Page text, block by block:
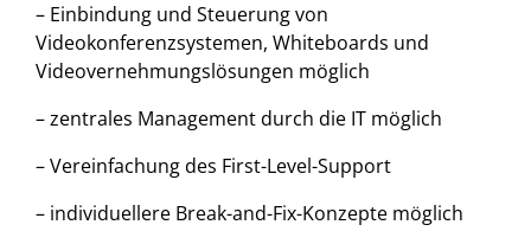
– Einbindung und Steuerung von
Videokonferenzsystemen, Whiteboards und
Videovernehmungslösungen möglich
– zentrales Management durch die IT möglich
– Vereinfachung des First-Level-Support
– individuellere Break-and-Fix-Konzepte möglich